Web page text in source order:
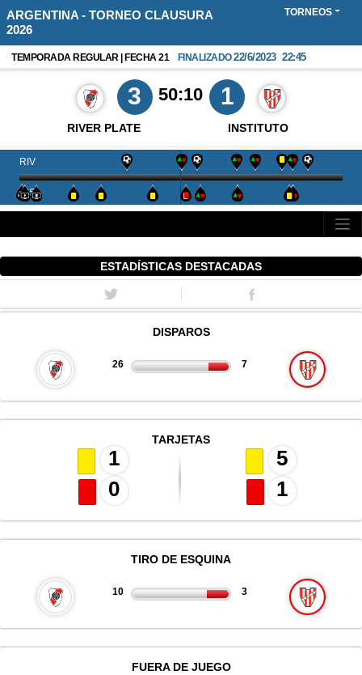
ARGENTINA - TORNEO CLAUSURA
2026
TORNEOS
TEMPORADA REGULAR | FECHA 21 FINALIZADO22/6/2023 22:45
RIVER PLATE
3 50:10 1
INSTITUTO
RIV
INS
ESTADÍSTICAS DESTACADAS
DISPAROS
26 7
TARJETAS
1
0
5
1
TIRO DE ESQUINA
10 3
FUERA DE JUEGO